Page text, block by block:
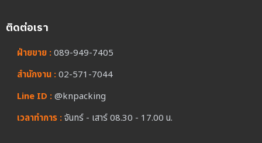
ติดต่อเรา
ฝ่ายขาย :089-949-7405
สำนักงาน :02-571-7044
Line ID :@knpacking
เวลาทำการ :จันทร์ - เสาร์ 08.30 - 17.00 น.